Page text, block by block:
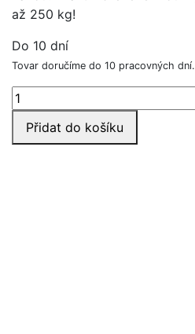
až 250 kg!
Do 10 dní
Tovar doručíme do 10 pracovných dní.
Dřevěné
gymnastické
kruhy
Přidat do košíku